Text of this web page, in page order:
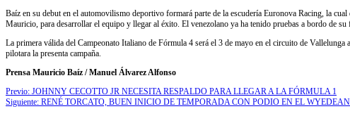
Baíz en su debut en el automovilismo deportivo formará parte de la escudería Euronova Racing, la
Mauricio, para desarrollar el equipo y llegar al éxito. El venezolano ya ha tenido pruebas a bordo de
La primera válida del Campeonato Italiano de Fórmula 4 será el 3 de mayo en el circuito de
pilotara la presenta campaña.
Prensa Mauricio Baíz / Manuel Álvarez Alfonso
Previo: JOHNNY CECOTTO JR NECESITA RESPALDO PARA LLEGAR A LA FÓRMULA 1
Siguiente: RENÉ TORCATO, BUEN INICIO DE TEMPORADA CON PODIO EN EL